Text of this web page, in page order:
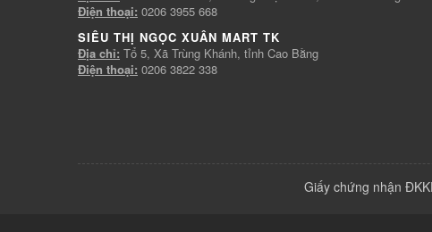
Điện thoại: 0206 3955 668
SIÊU THỊ NGỌC XUÂN MART TK
Địa chỉ: Tổ 5, Xã Trùng Khánh, tỉnh Cao Bằng
Điện thoại: 0206 3822 338
Giấy chứng nhận